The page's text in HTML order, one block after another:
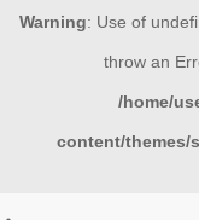
Warning: Use of
throw an
/home/
content/themes/